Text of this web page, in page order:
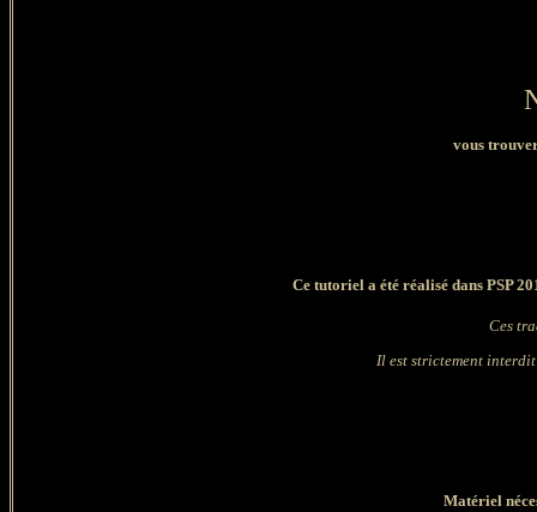
vous
Ce tutoriel a été réalisé dans PSP
Ces
Il est strictement
Matériel